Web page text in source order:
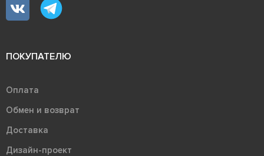
ПОКУПАТЕЛЮ
Оплата
Обмен и возврат
Доставка
Дизайн-проект